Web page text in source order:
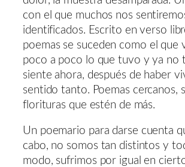
con el que muchos nos
identificados. Escrito en verso
poemas se suceden como el que
poco a poco lo que tuvo y ya no
siente ahora, después de haber
sentido tanto. Poemas cercanos,
florituras que estén de más.
Un poemario para darse cuenta
cabo, no somos tan distintos y
modo, sufrimos por igual en